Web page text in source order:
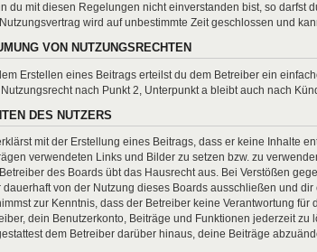
du mit diesen Regelungen nicht einverstanden bist, so darfst
wird auf unbestimmte Zeit geschlossen und
VON NUTZUNGSRECHTEN
Erstellen eines Beitrags erteilst du dem Betreiber ein
nach Punkt 2, Unterpunkt a bleibt auch nach
DES NUTZERS
mit der Erstellung eines Beitrags, dass er keine Inhalte
verwendeten Links und Bilder zu setzen bzw. zu
des Boards übt das Hausrecht aus. Bei Verstößen
dauerhaft von der Nutzung dieses Boards ausschließen und
zur Kenntnis, dass der Betreiber keine Verantwortung
dein Benutzerkonto, Beiträge und Funktionen jederzeit zu
dem Betreiber darüber hinaus, deine Beiträge